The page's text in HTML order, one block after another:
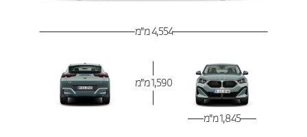
4,554 מ"מ
1,845 מ"מ
1,590 מ"מ